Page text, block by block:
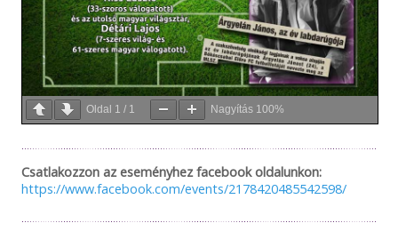
Oldal 1 / 1 Nagyítás 100%
Csatlakozzon az eseményhez facebook oldalunkon:
https://www.facebook.com/events/2178420485542598/